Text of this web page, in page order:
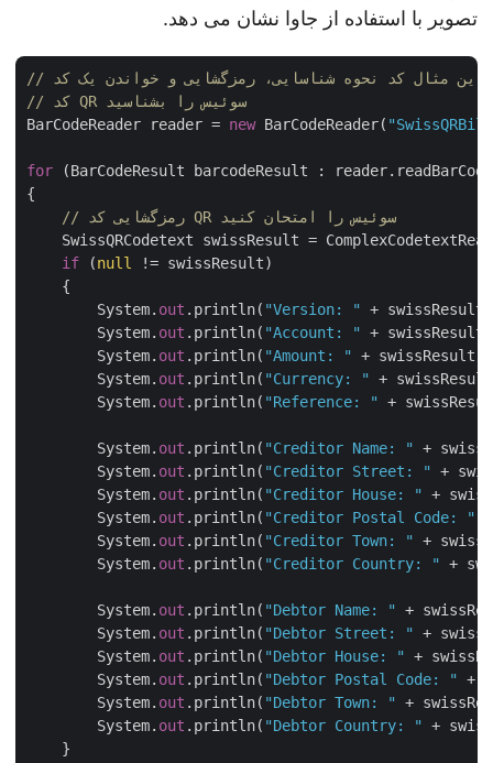
تصویر با استفاده از جاوا نشان می دهد.
// کد QR سوئیس را بشناسید
BarCodeReader reader = new BarCodeReader(
for (BarCodeResult barcodeResult :
// رمزگشایی کد QR سوئیس را امتحان کنید
SwissQRCodetext swissResult =
if (null != swissResult)
    {
        System.
out.println("Version: " +
        System.
out.println("Account: " +
        System.
out.println("Amount: " +
        System.
out.println("Currency: " +
        System.
out.println("Reference: " +
        System.
out.println("Creditor Name: " +
        System.
out.println("Creditor Street: " +
        System.
out.println("Creditor House: " +
        System.
out.println("Creditor Postal Code: "
        System.
out.println("Creditor Town: " +
        System.
out.println("Creditor Country: " +
        System.
out.println("Debtor Name: " +
        System.
out.println("Debtor Street: " +
        System.
out.println("Debtor House: " +
        System.
out.println("Debtor Postal Code: " +
        System.
out.println("Debtor Town: " +
        System.
out.println("Debtor Country: " +
    }